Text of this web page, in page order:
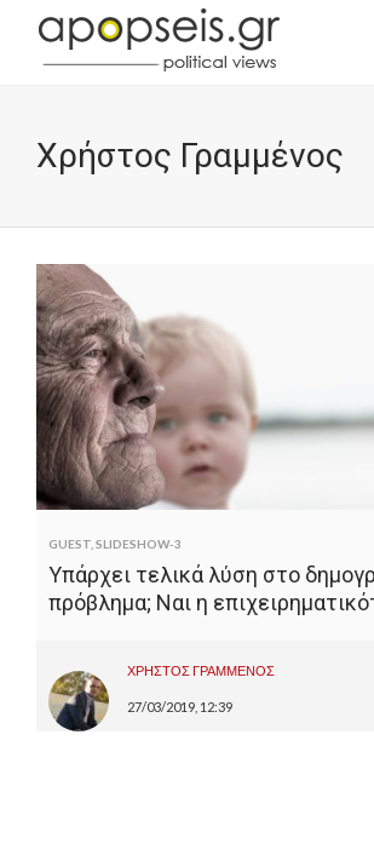
Χρήστος Γραμμένος
GUEST SLIDESHOW-3
Υπάρχει τελικά λύση στο
πρόβλημα; Ναι η
ΧΡΗΣΤΟΣ ΓΡΑΜΜΕΝΟΣ
27/03/2019, 12:39